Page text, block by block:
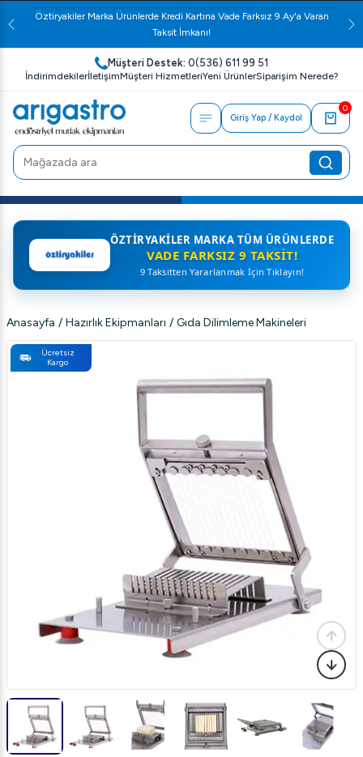
Öztiryakiler Marka Ürünlerde Kredi Kartına Vade Farksız 9 Ay'a Varan
Taksit İmkanı!
Müşteri Destek: 0(536) 611 99 51
İndirimdekilerİletişimMüşteri HizmetleriYeni ÜrünlerSiparişim Nerede?
Giriş Yap / Kaydol
0
ÖZTIRYAKILER MARKA TÜM ÜRÜNLERDE
VADE FARKSIZ 9 TAKSIT!
9 Taksitten Yararlanmak İçin Tıklayın!
Anasayfa / Hazırlık Ekipmanları / Gıda Dilimleme Makineleri
Ücretsiz
Kargo